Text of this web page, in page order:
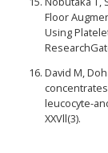
Floor
Using
David M,
leucocyte-
XXVll(3).